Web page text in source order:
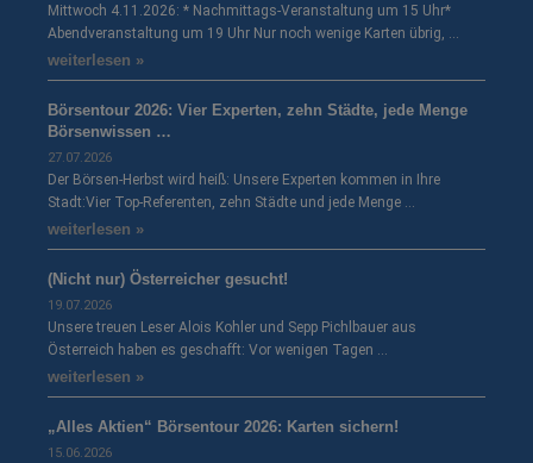
Mittwoch 4.11.2026: * Nachmittags-Veranstaltung um 15 Uhr*
Abendveranstaltung um 19 Uhr Nur noch wenige Karten übrig, …
weiterlesen »
Börsentour 2026: Vier Experten, zehn Städte, jede Menge
Börsenwissen …
27.07.2026
Der Börsen-Herbst wird heiß: Unsere Experten kommen in Ihre
Stadt:Vier Top-Referenten, zehn Städte und jede Menge …
weiterlesen »
(Nicht nur) Österreicher gesucht!
19.07.2026
Unsere treuen Leser Alois Kohler und Sepp Pichlbauer aus
Österreich haben es geschafft: Vor wenigen Tagen …
weiterlesen »
„Alles Aktien“ Börsentour 2026: Karten sichern!
15.06.2026